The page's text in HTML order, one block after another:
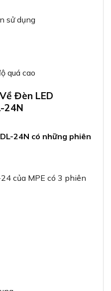
sử dụng
quá cao
Đèn LED
24N
24N có những phiên
của MPE có 3 phiên